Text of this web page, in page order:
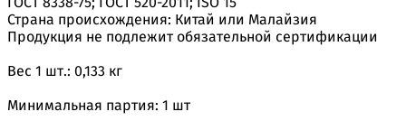
Страна происхождения: Китай или Малайзия
Продукция не подлежит обязательной сертификации
Вес 1 шт.: 0,133 кг
Минимальная партия: 1 шт